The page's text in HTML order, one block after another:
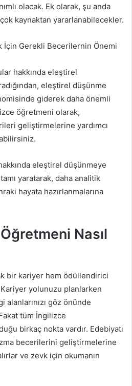
olacak. Ek olarak, şu anda
kaynaktan yararlanabilecekler.
İçin Gerekli Becerilernin Önemi
hakkında eleştirel
eleştirel düşünme
giderek daha önemli
öğretmeni olarak,
geliştirmelerine yardımcı
eleştirel düşünmeye
yaratarak, daha analitik
hayata hazırlanmalarına
Nasıl
bir kariyer hem ödüllendirici
yolunuzu planlarken
göz önünde
tüm İngilizce
birkaç nokta vardır. Edebiyatı
becerilerini geliştirmelerine
ve zevk için okumanın